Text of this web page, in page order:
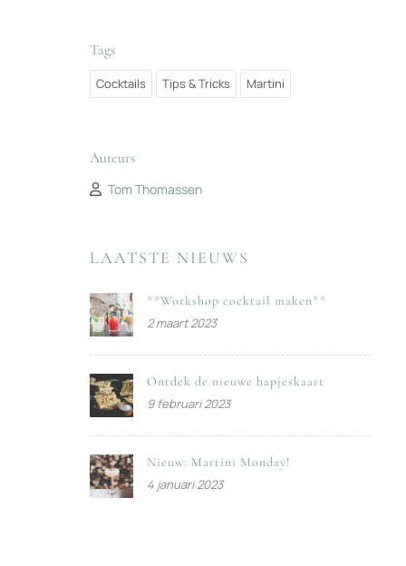
Tags
Cocktails Tips & Tricks Martini
Auteurs
Tom Thomassen
LAATSTE NIEUWS
**Workshop cocktail maken**
2 maart 2023
Ontdek de nieuwe hapjeskaart
9 februari 2023
Nieuw: Martini Monday!
4 januari 2023